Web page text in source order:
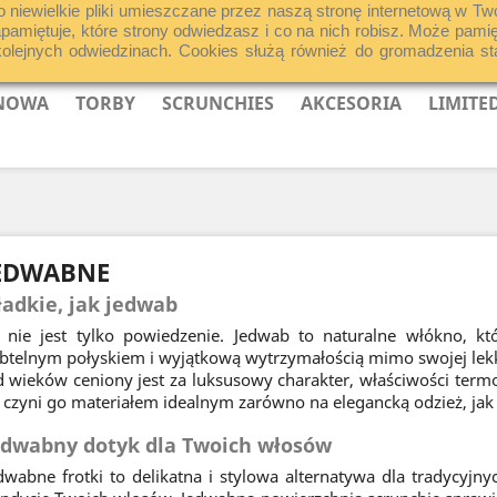
pliki umieszczane przez naszą stronę internetową w
które strony odwiedzasz i co na nich robisz. Może
odwiedzinach. Cookies służą również do gromadzenia
TORBY SCRUNCHIES AKCESORIA
jak jedwab
nie jest tylko powiedzenie. Jedwab to naturalne włókno,
połyskiem i wyjątkową wytrzymałością mimo swojej
wieków ceniony jest za luksusowy charakter, właściwości
czyni go materiałem idealnym zarówno na elegancką odzież,
dotyk dla Twoich włosów
frotki to delikatna i stylowa alternatywa dla